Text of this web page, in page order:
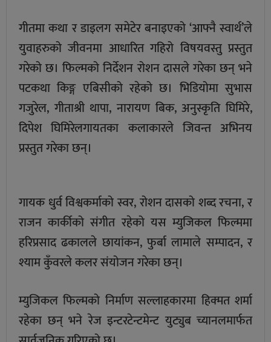
गीतमा कथा र डाइलग समेटेर बनाइएको ‘आफ्नै स्वार्थ’ले
युवाहरुको जीवनमा आधारित गहिरो विषयवस्तु प्रस्तुत
गरेको छ। फिल्मको निर्देशन रोशन दासले गरेका छन् भने
पटकथा किङ्ग एबिसीको रहेको छ। भिडियोमा सुभास
गजुरेल, गीताश्री थापा, नारायण बिक, अनुस्कृति घिमिरे,
दिपेश घिमिरेलगायतका कलाकारले जिवन्त अभिनय
प्रस्तुत गरेका छन्।
गायक धुर्व विश्वकर्माको स्वर, रोशन दासको शब्द रचना, र
राजन कार्कीको संगीत रहेको यस म्युजिकल फिल्ममा
हरिप्रसाद ढकालले छायांकन, फुर्बा लामाले सम्पादन, र
श्याम कुँवरले कलर संयोजन गरेका छन्।
म्युजिकल फिल्मको निर्माण सल्लाहकारमा हिक्मत शर्मा
रहेका छन् भने रेज इन्टरटेन्टमेन्ट युट्युब च्यानलमार्फत